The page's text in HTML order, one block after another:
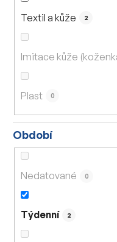
Textil a kůže 2
Imitace kůže
Plast 0
Období
Nedatované 0
Týdenní 2